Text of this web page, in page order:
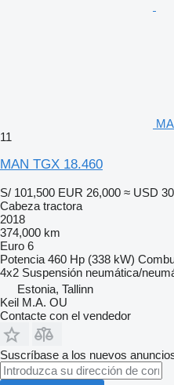
11
MAN TGX 18.460
S/ 101,500 EUR 26,000 ≈ USD
Cabeza tractora
2018
374,000 km
Euro 6
Potencia 460 Hp (338 kW)
4x2 Suspensión neumática/
Estonia, Tallinn
Keil M.A. OU
Contacte con el vendedor
Suscríbase a los nuevos